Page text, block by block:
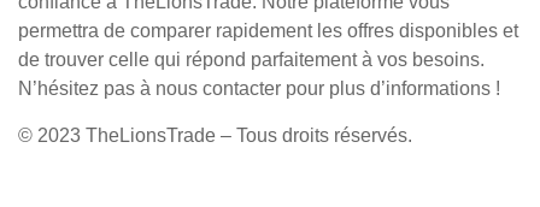
permettra de comparer rapidement les offres disponibles et
de trouver celle qui répond parfaitement à vos besoins.
N’hésitez pas à nous contacter pour plus d’informations !
© 2023 TheLionsTrade – Tous droits réservés.